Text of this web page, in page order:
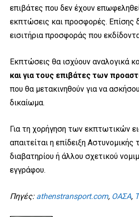
επιβάτες που δεν έχουν
εκπτώσεις και προσφορές. Επίσης
εισιτήρια προσφοράς που
Εκπτώσεις θα ισχύουν αναλογικά
και για τους επιβάτες των
που θα μετακινηθούν για να
δικαίωμα.
Για τη χορήγηση των εκπτωτικών
απαιτείται η επίδειξη Αστυνομικής
διαβατηρίου ή άλλου σχετικού
εγγράφου.
Πηγές: athenstransport.com, ΟΑΣΑ,